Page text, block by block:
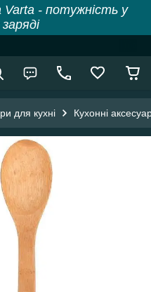
- потужність у
для кухні Кухонні